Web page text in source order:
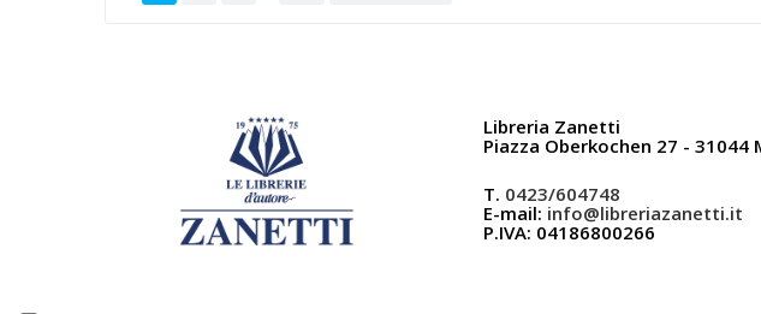
Libreria Zanetti
Piazza Oberkochen 27 - 31044
T. 0423/604748
E-mail: info@libreriazanetti.it
P.IVA: 04186800266